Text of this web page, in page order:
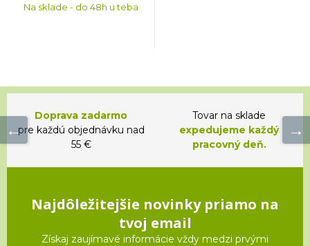
Na sklade - do 48h u teba
Doprava zadarmo
pre každú objednávku nad
55 €
Tovar na sklade
expedujeme každý
pracovný deň.
Najdôležitejšie novinky priamo na
tvoj email
Získaj zaujímavé informácie vždy medzi prvými